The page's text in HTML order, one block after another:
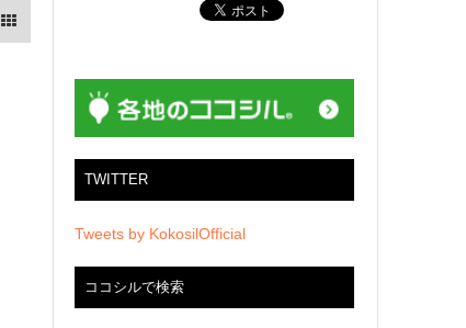
TWITTER
Tweets by KokosilOfficial
ココシルで検索